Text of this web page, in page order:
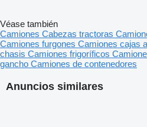
Anuncios similares
Véase también
Camiones Cabezas tractoras
Camiones furgones Camiones cajas
chasis Camiones frigoríficos
gancho Camiones de contenedores